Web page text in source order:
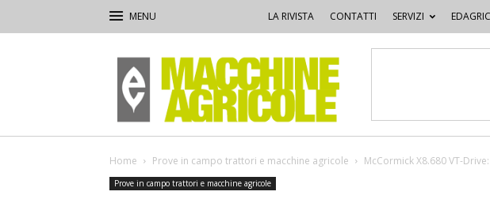
LA RIVISTA CONTATTI SERVIZI
Macchine
Agricole
Home Prove in campo trattori e macchine agricole McCormick X8.680 VT-
Prove in campo trattori e macchine agricole